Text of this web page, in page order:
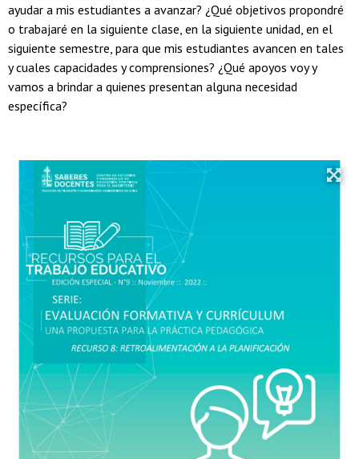
ayudar a mis estudiantes a avanzar? ¿Qué objetivos propondré
o trabajaré en la siguiente clase, en la siguiente unidad, en el
siguiente semestre, para que mis estudiantes avancen en tales
y cuales capacidades y comprensiones? ¿Qué apoyos voy y
vamos a brindar a quienes presentan alguna necesidad
específica?